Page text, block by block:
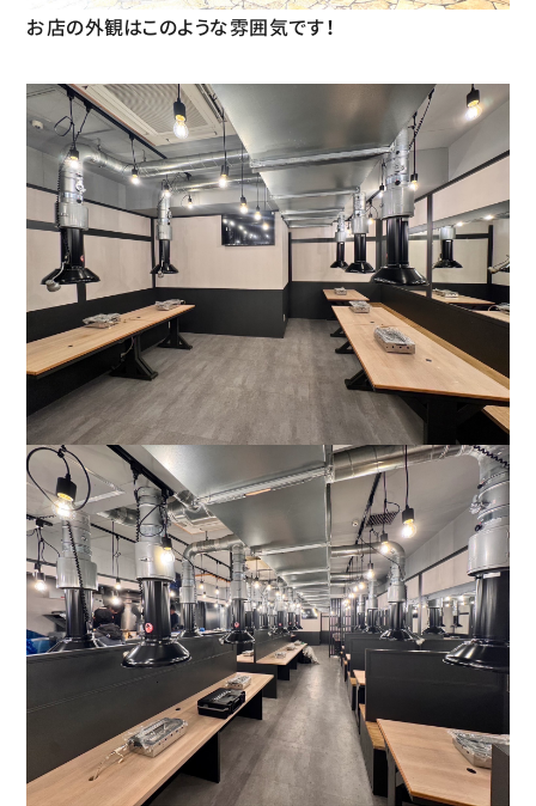
お店の外観はこのような雰囲気です！